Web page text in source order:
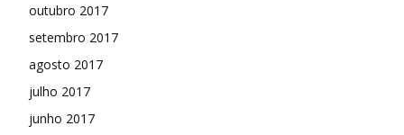
outubro 2017
setembro 2017
agosto 2017
julho 2017
junho 2017